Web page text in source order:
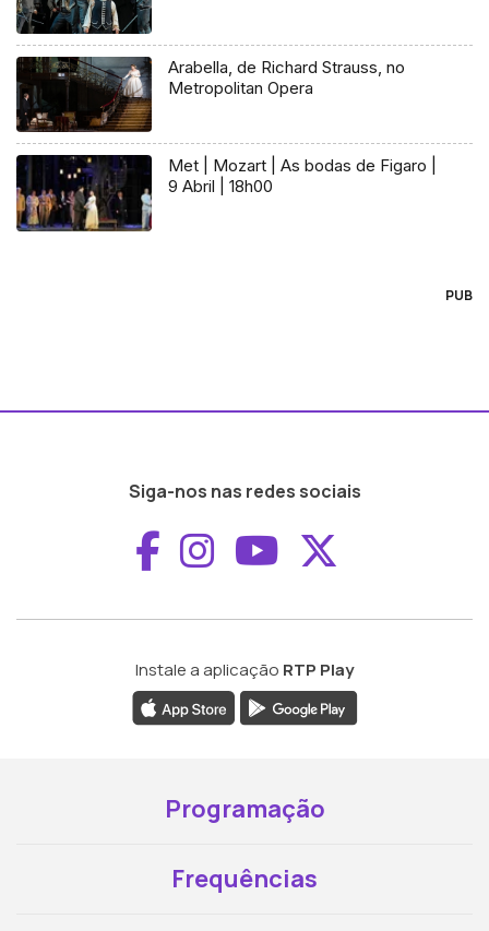
Arabella, de Richard Strauss, no
Metropolitan Opera
Met | Mozart | As bodas de Figaro |
9 Abril | 18h00
PUB
Siga-nos nas redes sociais
Aceder ao
Aceder ao
Aceder ao
Instale a aplicação RTP Play
Programação
Frequências